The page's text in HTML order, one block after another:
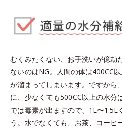
むくみたくない、お手洗いが億劫
ないのはNG。人間の体は400CC
が溜まってしまいます。ですから
に、少なくても500CC以上の水分
では毒素が出ますので、1L〜1.5L
う。水でなくても、お茶、コーヒ